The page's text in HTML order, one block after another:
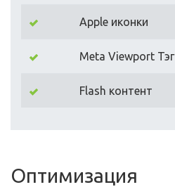
Apple иконки
Meta Viewport Тэг
Flash контент
Оптимизация